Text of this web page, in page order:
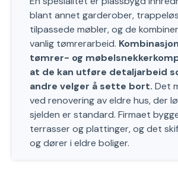
blant annet garderober,
tilpassede møbler, og de
vanlig tømrerarbeid.
tømrer- og
at de kan utføre detaljarbeid
andre velger å sette bort. Det
ved renovering av eldre hus, der
sjelden er standard. Firmaet
terrasser og plattinger, og det
og dører i eldre boliger.